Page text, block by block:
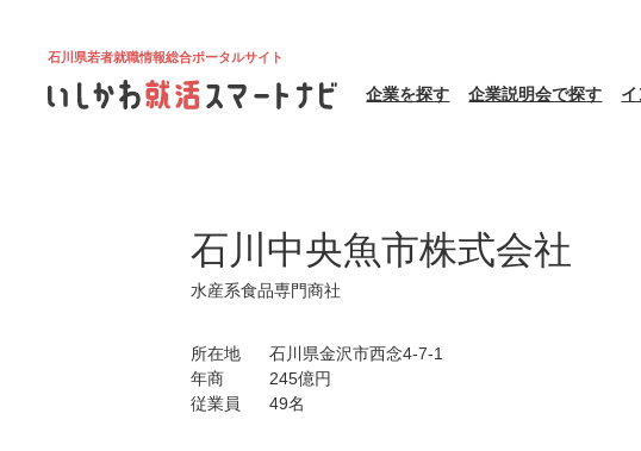
石川県若者就職情報総合ポータルサイト
企業を探す 企業説明会で探す
石川中央魚市株式会社
水産系食品専門商社
所在地
石川県金沢市西念4-7-1
年商
245億円
従業員
49名